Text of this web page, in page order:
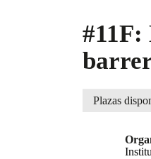
#11F:
Plazas